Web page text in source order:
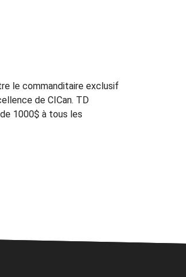
le commanditaire exclusif
de CICan. TD
1000$ à tous les